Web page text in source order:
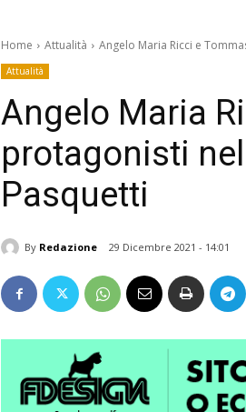
Home Attualità Angelo Maria Ricci e
Attualità
Angelo Maria
protagonisti
Pasquetti
By Redazione 29 Dicembre 2021 - 14:01